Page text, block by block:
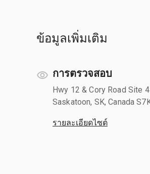
ข้อมูลเพิ่มเติม
การตรวจสอบ
Hwy 12 & Cory Road Site
Saskatoon, SK, Canada
รายละเอียดไซต์